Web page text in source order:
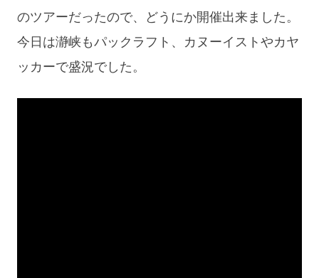
のツアーだったので、どうにか開催出来ました。
今日は瀞峡もパックラフト、カヌーイストやカヤ
ッカーで盛況でした。